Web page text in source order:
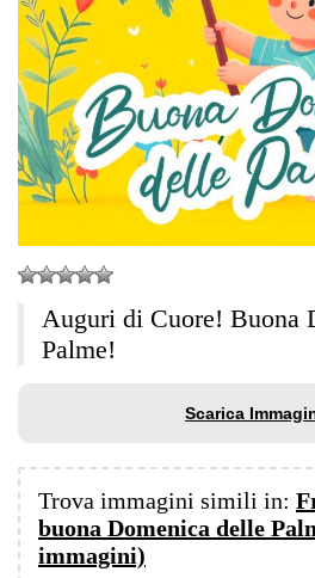
Auguri di Cuore! Buona
Palme!
Scarica
Trova immagini simili in:
buona Domenica delle
immagini)